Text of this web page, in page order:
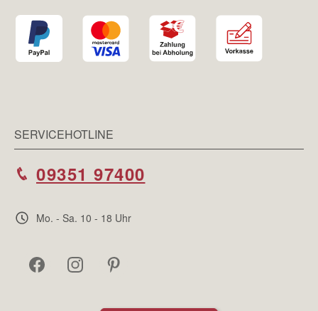
SERVICEHOTLINE
09351 97400
Mo. - Sa. 10 - 18 Uhr